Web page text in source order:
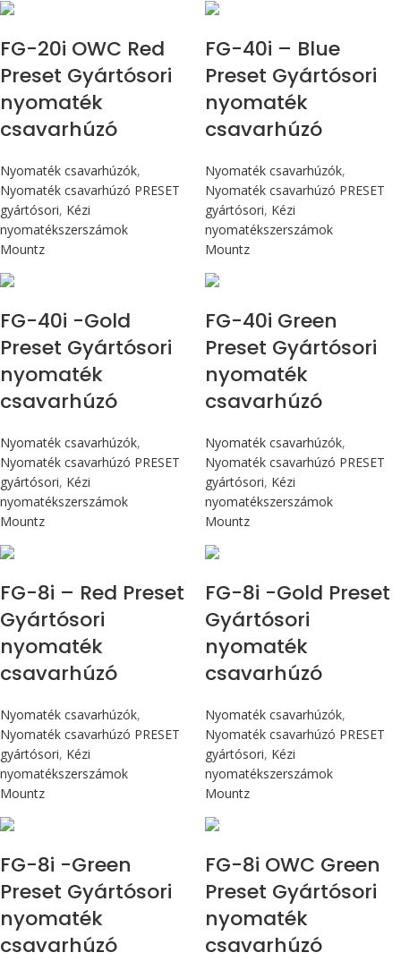
FG-20i OWC Red
Preset Gyártósori
nyomaték
csavarhúzó
Nyomaték csavarhúzók,
Nyomaték csavarhúzó PRESET
gyártósori, Kézi
nyomatékszerszámok
Mountz
FG-40i – Blue
Preset Gyártósori
nyomaték
csavarhúzó
Nyomaték csavarhúzók,
Nyomaték csavarhúzó PRESET
gyártósori, Kézi
nyomatékszerszámok
Mountz
FG-40i -Gold
Preset Gyártósori
nyomaték
csavarhúzó
Nyomaték csavarhúzók,
Nyomaték csavarhúzó PRESET
gyártósori, Kézi
nyomatékszerszámok
Mountz
FG-40i Green
Preset Gyártósori
nyomaték
csavarhúzó
Nyomaték csavarhúzók,
Nyomaték csavarhúzó PRESET
gyártósori, Kézi
nyomatékszerszámok
Mountz
FG-8i – Red Preset
Gyártósori
nyomaték
csavarhúzó
Nyomaték csavarhúzók,
Nyomaték csavarhúzó PRESET
gyártósori, Kézi
nyomatékszerszámok
Mountz
FG-8i -Gold Preset
Gyártósori
nyomaték
csavarhúzó
Nyomaték csavarhúzók,
Nyomaték csavarhúzó PRESET
gyártósori, Kézi
nyomatékszerszámok
Mountz
FG-8i -Green
Preset Gyártósori
nyomaték
csavarhúzó
FG-8i OWC Green
Preset Gyártósori
nyomaték
csavarhúzó